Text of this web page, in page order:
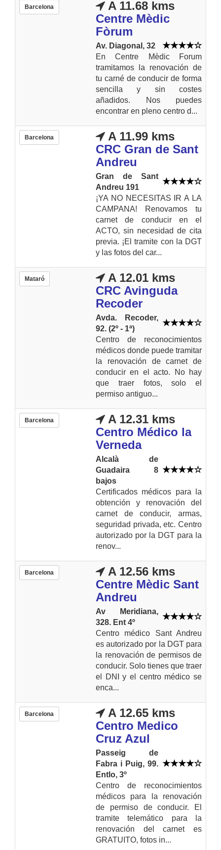
Barcelona
A 11.68 kms
Centre Mèdic
Fòrum
Av. Diagonal, 32
En Centre Mèdic Forum
tramitamos la renovación de
tu carné de conducir de forma
sencilla y sin costes
añadidos. Nos puedes
encontrar en pleno centro d...
Barcelona
A 11.99 kms
CRC Gran de Sant
Andreu
Gran de Sant
Andreu 191
¡YA NO NECESITAS IR A LA
CAMPANA! Renovamos tu
carnet de conducir en el
ACTO, sin necesidad de cita
previa. ¡El tramite con la DGT
y las fotos del car...
Mataró
A 12.01 kms
CRC Avinguda
Recoder
Avda. Recoder,
92. (2º - 1ª)
Centro de reconocimientos
médicos donde puede tramitar
la renovación de carnet de
conducir en el acto. No hay
que traer fotos, solo el
permiso antiguo...
Barcelona
A 12.31 kms
Centro Médico la
Verneda
Alcalà de
Guadaira 8
bajos
Certificados médicos para la
obtención y renovación del
carnet de conducir, armas,
seguridad privada, etc. Centro
autorizado por la DGT para la
renov...
Barcelona
A 12.56 kms
Centre Mèdic Sant
Andreu
Av Meridiana,
328. Ent 4º
Centro médico Sant Andreu
es autorizado por la DGT para
la renovación de permisos de
conducir. Solo tienes que traer
el DNI y el centro médico se
enca...
Barcelona
A 12.65 kms
Centro Medico
Cruz Azul
Passeig de
Fabra i Puig, 99.
Entlo, 3º
Centro de reconocimientos
médicos para la renovación
de permiso de conducir. El
tramite telemático para la
renovación del carnet es
GRATUITO, fotos in...